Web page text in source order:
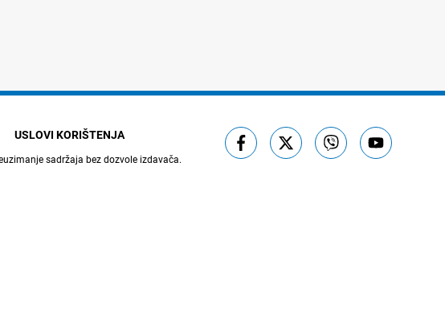
USLOVI KORIŠTENJA
sadržaja bez dozvole izdavača.